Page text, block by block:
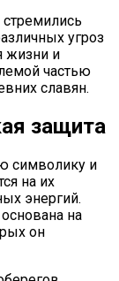
угроз
жизни и
частью
славян.
защита
символику и
на их
энергий.
на
он